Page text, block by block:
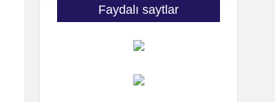
Faydalı saytlar